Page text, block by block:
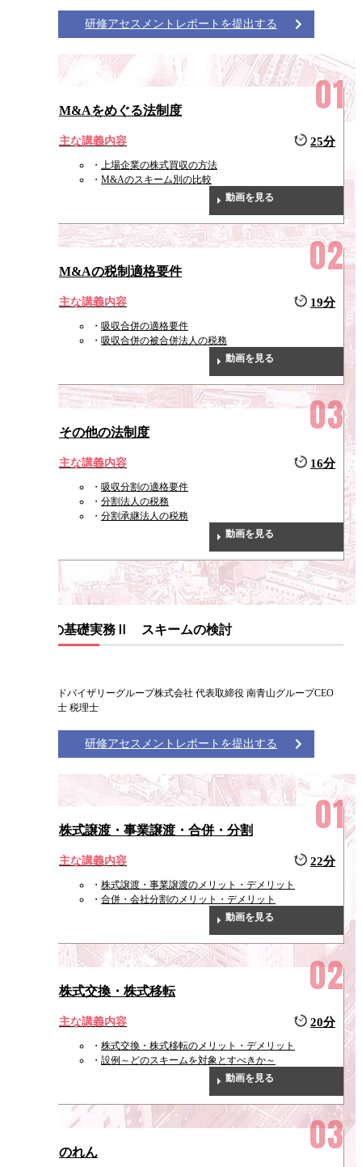
研修アセスメントレポートを提出する
M&Aをめぐる法制度
主な講義内容 25分
上場企業の株式買収の方法
M&Aのスキーム別の比較
動画を見る
M&Aの税制適格要件
主な講義内容 19分
吸収合併の適格要件
吸収合併の被合併法人の税務
動画を見る
その他の法制度
主な講義内容 16分
吸収分割の適格要件
分割法人の税務
分割承継法人の税務
動画を見る
M&Aの基礎実務Ⅱ スキームの検討
南青山アドバイザリーグループ株式会社 代表取締役 南青山グループCEO
公認会計士 税理士
研修アセスメントレポートを提出する
株式譲渡・事業譲渡・合併・分割
主な講義内容 22分
株式譲渡・事業譲渡のメリット・デメリット
合併・会社分割のメリット・デメリット
動画を見る
株式交換・株式移転
主な講義内容 20分
株式交換・株式移転のメリット・デメリット
設例～どのスキームを対象とすべきか～
動画を見る
のれん